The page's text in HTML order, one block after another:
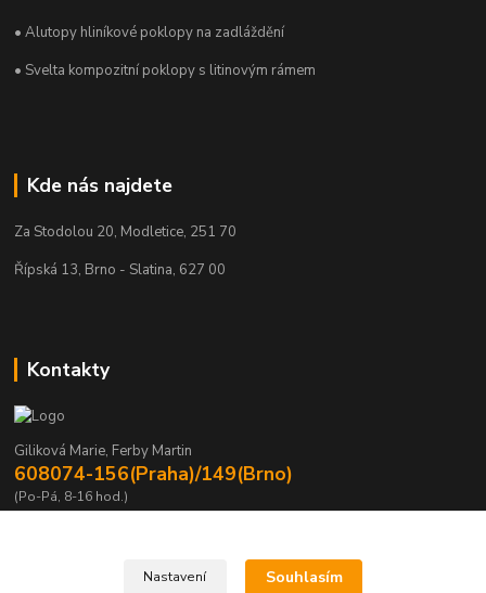
• Alutopy hliníkové poklopy na zadláždění
• Svelta kompozitní poklopy s litinovým rámem
Kde nás najdete
Za Stodolou 20, Modletice, 251 70
Řípská 13, Brno - Slatina, 627 00
Kontakty
Giliková Marie, Ferby Martin
608074-156(Praha)/149(Brno)
(Po-Pá, 8-16 hod.)
Nastavení Souhlasím